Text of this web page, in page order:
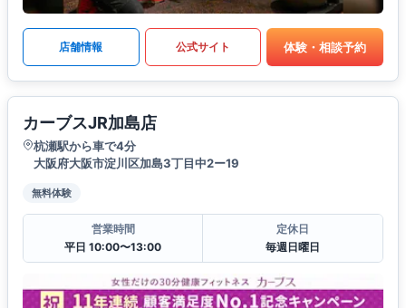
店舗情報 公式サイト 体験・相談予約
カーブスJR加島店
杭瀬駅から車で4分
大阪府大阪市淀川区加島3丁目中2ー19
無料体験
営業時間
平日 10:00〜13:00
定休日
毎週日曜日